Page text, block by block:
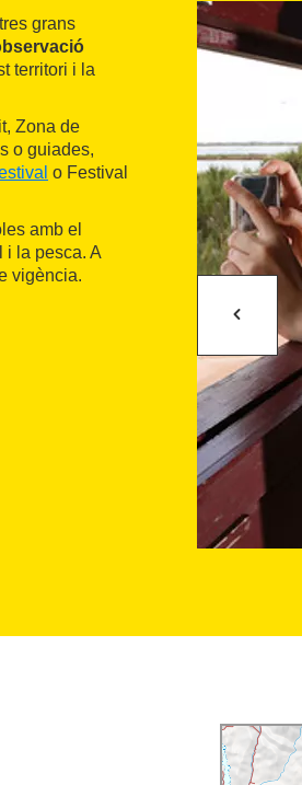
grans
territori i la
Zona de
o guiades,
o Festival
amb el
i la pesca. A
vigència.